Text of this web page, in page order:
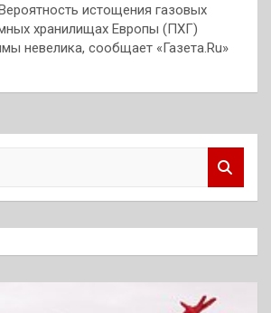
истощения газовых
хранилищах Европы (ПХГ)
невелика, сообщает «Газета.Ru»